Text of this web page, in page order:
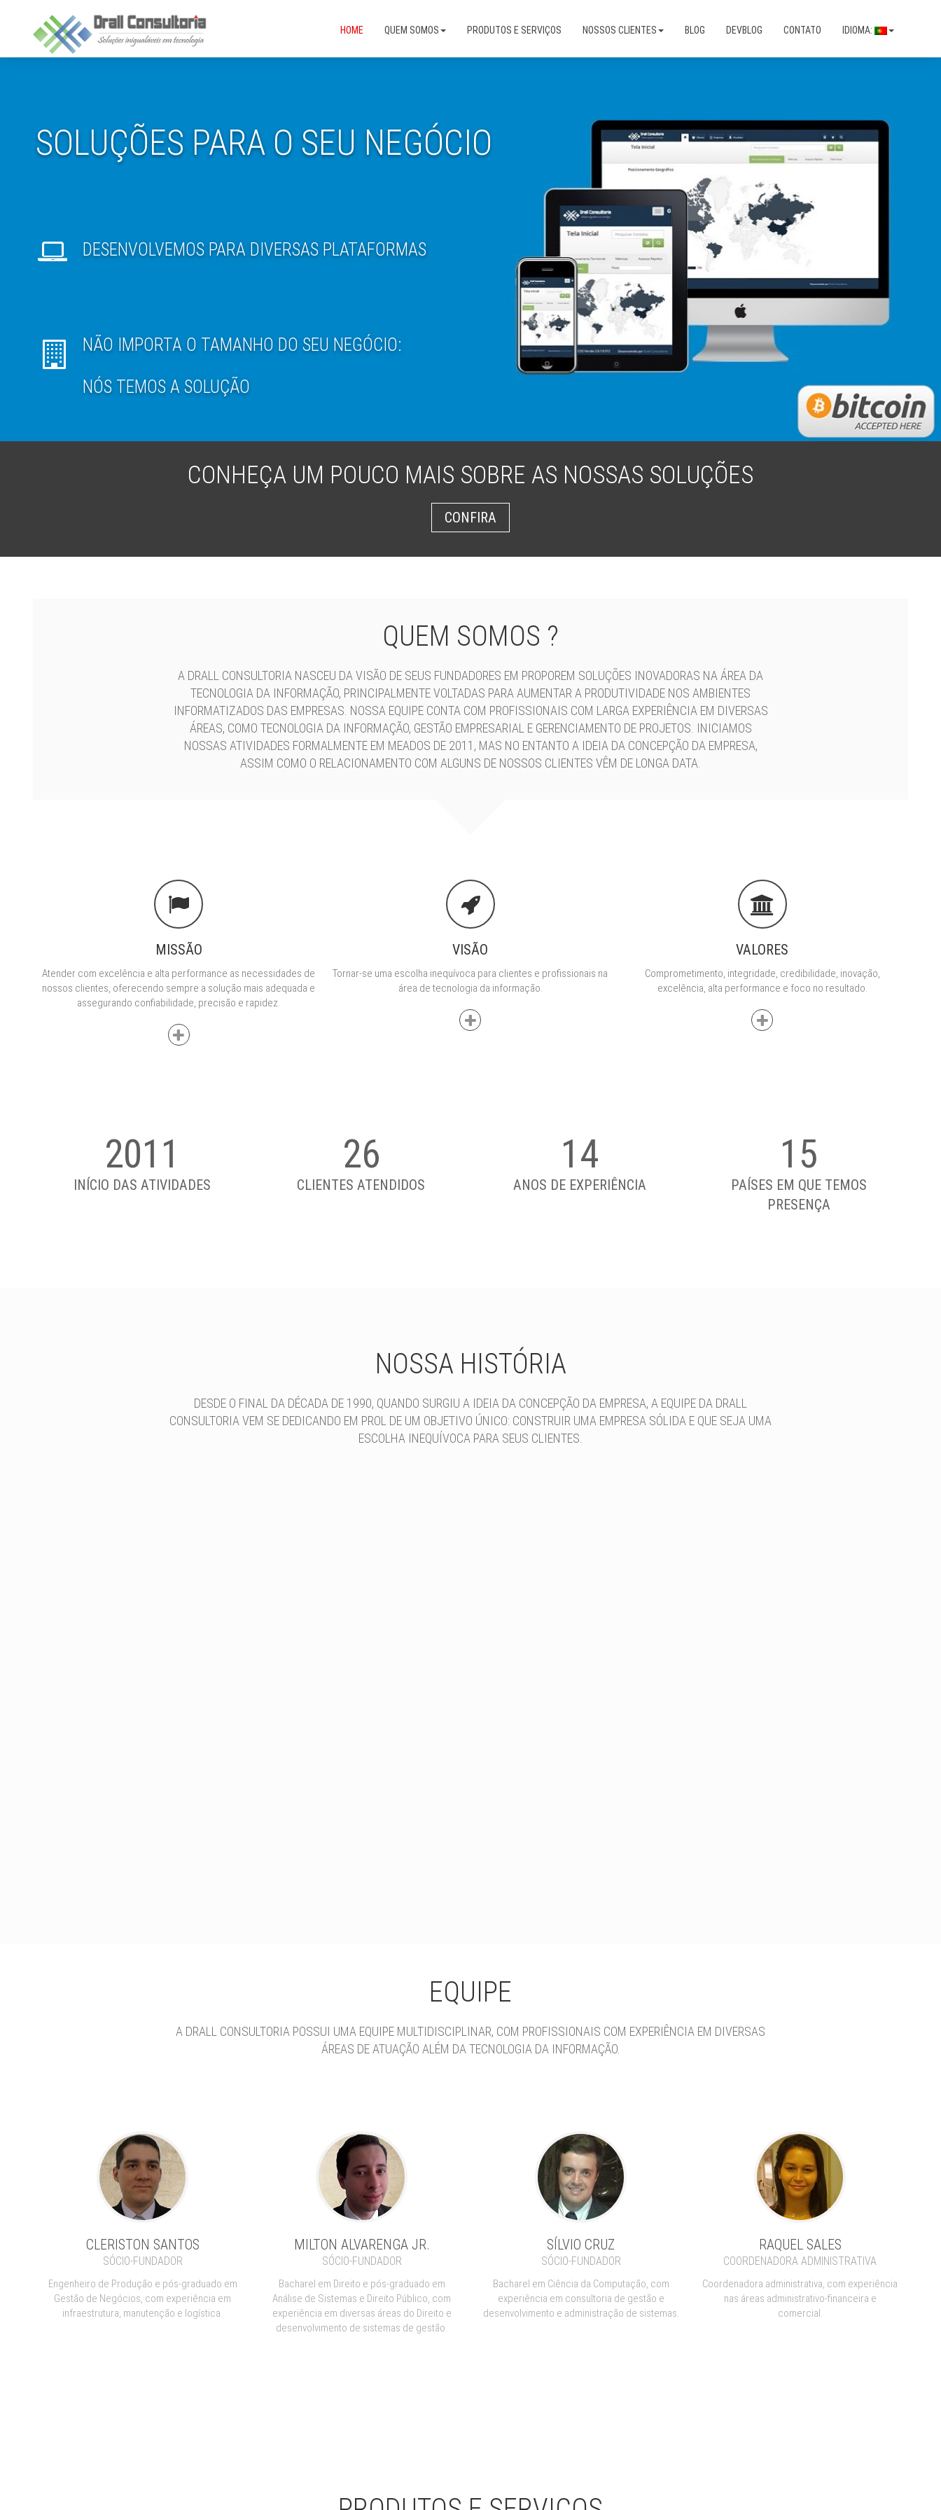
HOME QUEM SOMOS PRODUTOS E SERVIÇOS NOSSOS CLIENTES BLOG DEVBLOG CONTATO IDIOMA:
SOLUÇÕES PARA O SEU NEGÓCIO
DESENVOLVEMOS PARA DIVERSAS PLATAFORMAS
NÃO IMPORTA O TAMANHO DO SEU NEGÓCIO:
NÓS TEMOS A SOLUÇÃO
CONHEÇA UM POUCO MAIS SOBRE AS NOSSAS SOLUÇÕES
CONFIRA
QUEM SOMOS ?
A DRALL CONSULTORIA NASCEU DA VISÃO DE SEUS FUNDADORES EM PROPOREM SOLUÇÕES INOVADORAS NA ÁREA DA
TECNOLOGIA DA INFORMAÇÃO, PRINCIPALMENTE VOLTADAS PARA AUMENTAR A PRODUTIVIDADE NOS AMBIENTES
INFORMATIZADOS DAS EMPRESAS. NOSSA EQUIPE CONTA COM PROFISSIONAIS COM LARGA EXPERIÊNCIA EM DIVERSAS
ÁREAS, COMO TECNOLOGIA DA INFORMAÇÃO, GESTÃO EMPRESARIAL E GERENCIAMENTO DE PROJETOS. INICIAMOS
NOSSAS ATIVIDADES FORMALMENTE EM MEADOS DE 2011, MAS NO ENTANTO A IDEIA DA CONCEPÇÃO DA EMPRESA,
ASSIM COMO O RELACIONAMENTO COM ALGUNS DE NOSSOS CLIENTES VÊM DE LONGA DATA.
MISSÃO
Atender com excelência e alta performance as necessidades de
nossos clientes, oferecendo sempre a solução mais adequada e
assegurando confiabilidade, precisão e rapidez.
VISÃO
Tornar-se uma escolha inequívoca para clientes e profissionais na
área de tecnologia da informação.
VALORES
Comprometimento, integridade, credibilidade, inovação,
excelência, alta performance e foco no resultado.
2011
INÍCIO DAS ATIVIDADES
26
CLIENTES ATENDIDOS
14
ANOS DE EXPERIÊNCIA
15
PAÍSES EM QUE TEMOS
PRESENÇA
NOSSA HISTÓRIA
DESDE O FINAL DA DÉCADA DE 1990, QUANDO SURGIU A IDEIA DA CONCEPÇÃO DA EMPRESA, A EQUIPE DA DRALL
CONSULTORIA VEM SE DEDICANDO EM PROL DE UM OBJETIVO ÚNICO: CONSTRUIR UMA EMPRESA SÓLIDA E QUE SEJA UMA
ESCOLHA INEQUÍVOCA PARA SEUS CLIENTES.
EQUIPE
A DRALL CONSULTORIA POSSUI UMA EQUIPE MULTIDISCIPLINAR, COM PROFISSIONAIS COM EXPERIÊNCIA EM DIVERSAS
ÁREAS DE ATUAÇÃO ALÉM DA TECNOLOGIA DA INFORMAÇÃO.
CLERISTON SANTOS
SÓCIO-FUNDADOR
Engenheiro de Produção e pós-graduado em
Gestão de Negócios, com experiência em
infraestrutura, manutenção e logística.
MILTON ALVARENGA JR.
SÓCIO-FUNDADOR
Bacharel em Direito e pós-graduado em
Análise de Sistemas e Direito Público, com
experiência em diversas áreas do Direito e
desenvolvimento de sistemas de gestão.
SÍLVIO CRUZ
SÓCIO-FUNDADOR
Bacharel em Ciência da Computação, com
experiência em consultoria de gestão e
desenvolvimento e administração de sistemas.
RAQUEL SALES
COORDENADORA ADMINISTRATIVA
Coordenadora administrativa, com experiência
nas áreas administrativo-financeira e
comercial.